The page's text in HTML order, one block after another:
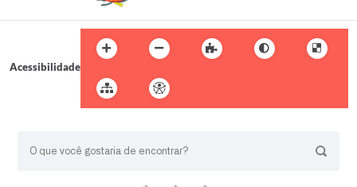
Acessibilidade